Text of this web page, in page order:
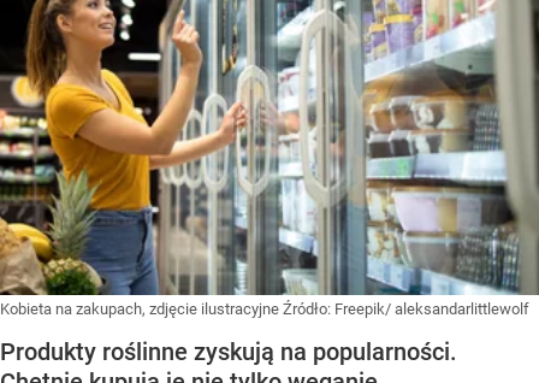
Kobieta na zakupach, zdjęcie ilustracyjne Źródło: Freepik/ aleksandarlittlewolf
Produkty roślinne zyskują na popularności.